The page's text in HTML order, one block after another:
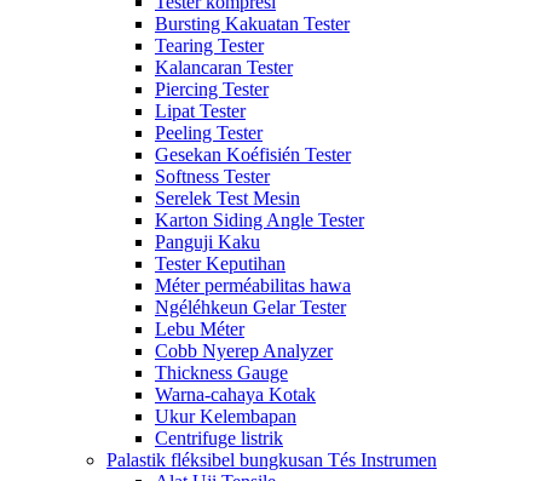
Bursting Kakuatan Tester
Tearing Tester
Kalancaran Tester
Piercing Tester
Lipat Tester
Peeling Tester
Gesekan Koéfisién Tester
Softness Tester
Serelek Test Mesin
Karton Siding Angle Tester
Panguji Kaku
Tester Keputihan
Méter perméabilitas hawa
Ngéléhkeun Gelar Tester
Lebu Méter
Cobb Nyerep Analyzer
Thickness Gauge
Warna-cahaya Kotak
Ukur Kelembapan
Centrifuge listrik
Palastik fléksibel bungkusan Tés Instrumen